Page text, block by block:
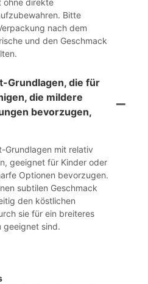
ohne direkte
Bitte
nach dem
und den Geschmack
Grundlagen, die für
die mildere
bevorzugen,
Grundlagen mit relativ
geeignet für Kinder oder
Optionen bevorzugen.
subtilen Geschmack
den köstlichen
sie für ein breiteres
geeignet sind.